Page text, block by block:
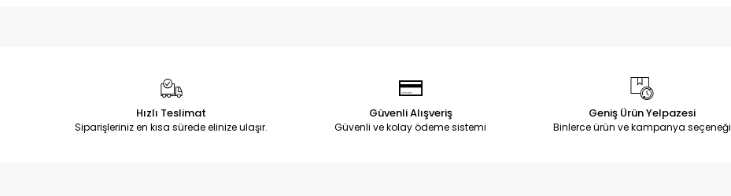
Hızlı Teslimat
Siparişleriniz en kısa sürede elinize ulaşır.
Güvenli Alışveriş
Güvenli ve kolay ödeme sistemi
Geniş Ürün Yelpazesi
Binlerce ürün ve kampanya seçeneği